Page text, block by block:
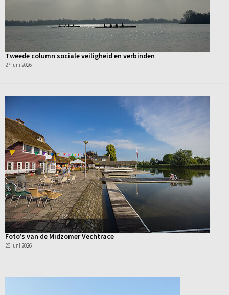
Tweede column sociale veiligheid en verbinden
27 juni 2026
Foto’s van de Midzomer Vechtrace
26 juni 2026